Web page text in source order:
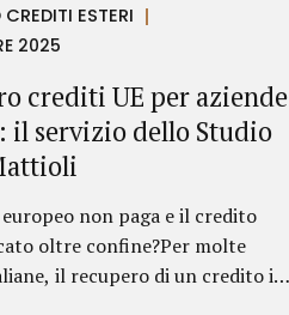
Bulgaria. Il produttore italiano
il distributore avesse violato il
i prodotti al di fuori del
e, sulla base di tale
aveva dichiarato la
inadempimento. Lo Studio
che le vendite...
ESTERI
2025
crediti UE per aziende
il servizio dello Studio
non paga e il credito
oltre confine?Per molte
il recupero di un credito in